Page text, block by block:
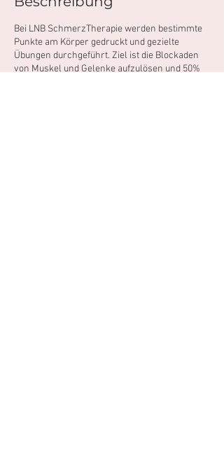
Bei LNB SchmerzTherapie werden bestimmte
Punkte am Körper gedruckt und gezielte
Übungen durchgeführt. Ziel ist die Blockaden
von Muskel und Gelenke aufzulösen und 50%